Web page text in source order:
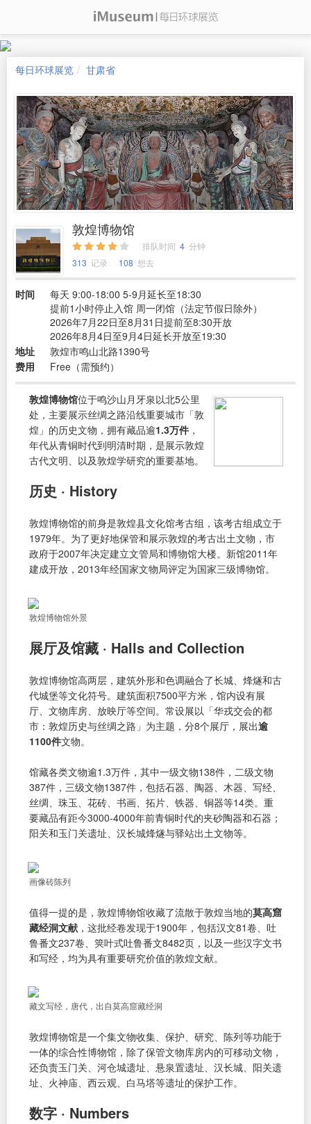
每日环球展览 甘肃省
敦煌博物馆
排队时间 4 分钟
313 记录 108 想去
时间
每天 9:00-18:00 5-9月延长至18:30
提前1小时停止入馆 周一闭馆（法定节假日除外）
2026年7月22日至8月31日提前至8:30开放
2026年8月4日至9月4日延长开放至19:30
地址
敦煌市鸣山北路1390号
费用
Free（需预约）
敦煌博物馆位于鸣沙山月牙泉以北5公里
处，主要展示丝绸之路沿线重要城市「敦
煌」的历史文物，拥有藏品逾1.3万件 ，
年代从青铜时代到明清时期，是展示敦煌
古代文明、以及敦煌学研究的重要基地。
历史 · History
敦煌博物馆的前身是敦煌县文化馆考古组，该考古组成立于
1979年。为了更好地保管和展示敦煌的考古出土文物，市
政府于2007年决定建立文管局和博物馆大楼。新馆2011年
建成开放，2013年经国家文物局评定为国家三级博物馆。
敦煌博物馆外景
展厅及馆藏 · Halls and Collection
敦煌博物馆高两层，建筑外形和色调融合了长城、烽燧和古
代城堡等文化符号。建筑面积7500平方米，馆内设有展
厅、文物库房、放映厅等空间。常设展以「华戎交会的都
市：敦煌历史与丝绸之路」为主题，分8个展厅，展出逾
1100件文物。
馆藏各类文物逾1.3万件，其中一级文物138件，二级文物
387件，三级文物1387件，包括石器、陶器、木器、写经、
丝绸、珠玉、花砖、书画、拓片、铁器、铜器等14类。重
要藏品有距今3000-4000年前青铜时代的夹砂陶器和石器；
阳关和玉门关遗址、汉长城烽燧与驿站出土文物等。
画像砖陈列
值得一提的是，敦煌博物馆收藏了流散于敦煌当地的莫高窟
藏经洞文献 ，这批经卷发现于1900年，包括汉文81卷、吐
鲁番文237卷、䇲叶式吐鲁番文8482页，以及一些汉字文书
和写经，均为具有重要研究价值的敦煌文献。
藏文写经，唐代，出自莫高窟藏经洞
敦煌博物馆是一个集文物收集、保护、研究、陈列等功能于
一体的综合性博物馆，除了保管文物库房内的可移动文物，
还负责玉门关、河仓城遗址、悬泉置遗址、汉长城、阳关遗
址、火神庙、西云观、白马塔等遗址的保护工作。
数字 · Numbers